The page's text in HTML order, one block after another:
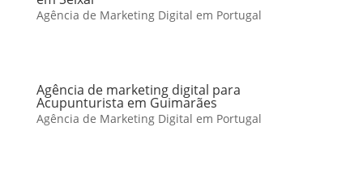
Agência de Marketing Digital em Portugal
Agência de marketing digital para
Acupunturista em Guimarães
Agência de Marketing Digital em Portugal